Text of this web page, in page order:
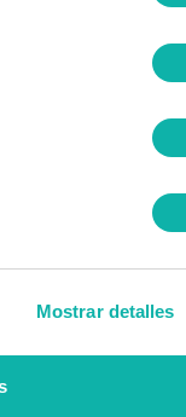
Mostrar detalles
En Su
2026